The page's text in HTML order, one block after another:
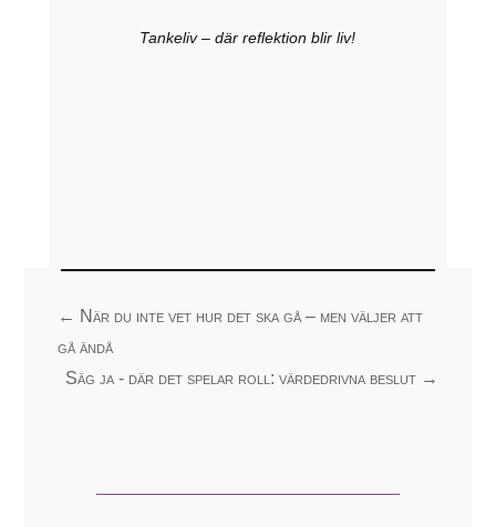
Tankeliv – där reflektion blir liv!
← När du inte vet hur det ska gå – men väljer att
gå ändå
Säg ja - där det spelar roll: värdedrivna beslut→